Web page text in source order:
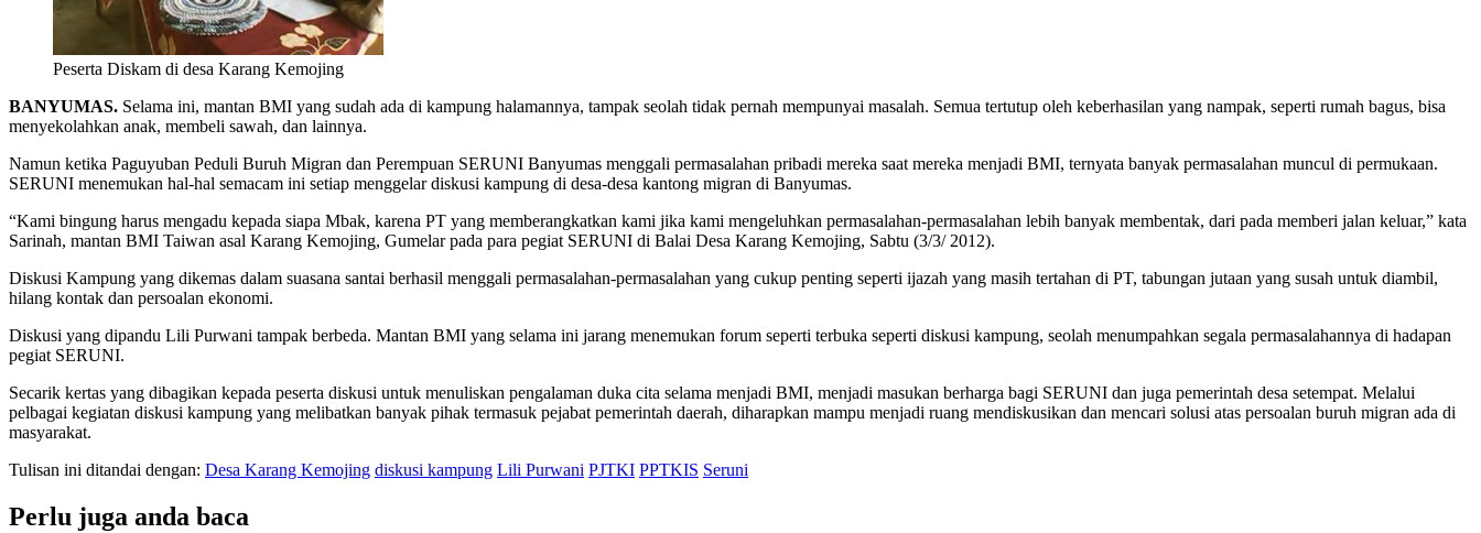
Peserta Diskam di desa Karang Kemojing
BANYUMAS. Selama ini, mantan BMI yang sudah ada di kampung halamannya, tampak seolah tidak pernah mempunyai masalah. Semua tertutup oleh keberhasilan yang nampak, seperti rumah bagus, bisa
menyekolahkan anak, membeli sawah, dan lainnya.
Namun ketika Paguyuban Peduli Buruh Migran dan Perempuan SERUNI Banyumas menggali permasalahan pribadi mereka saat mereka menjadi BMI, ternyata banyak permasalahan muncul di permukaan.
SERUNI menemukan hal-hal semacam ini setiap menggelar diskusi kampung di desa-desa kantong migran di Banyumas.
“Kami bingung harus mengadu kepada siapa Mbak, karena PT yang memberangkatkan kami jika kami mengeluhkan permasalahan-permasalahan lebih banyak membentak, dari pada memberi jalan keluar,” kata
Sarinah, mantan BMI Taiwan asal Karang Kemojing, Gumelar pada para pegiat SERUNI di Balai Desa Karang Kemojing, Sabtu (3/3/ 2012).
Diskusi Kampung yang dikemas dalam suasana santai berhasil menggali permasalahan-permasalahan yang cukup penting seperti ijazah yang masih tertahan di PT, tabungan jutaan yang susah untuk diambil,
hilang kontak dan persoalan ekonomi.
Diskusi yang dipandu Lili Purwani tampak berbeda. Mantan BMI yang selama ini jarang menemukan forum seperti terbuka seperti diskusi kampung, seolah menumpahkan segala permasalahannya di hadapan
pegiat SERUNI.
Secarik kertas yang dibagikan kepada peserta diskusi untuk menuliskan pengalaman duka cita selama menjadi BMI, menjadi masukan berharga bagi SERUNI dan juga pemerintah desa setempat. Melalui
pelbagai kegiatan diskusi kampung yang melibatkan banyak pihak termasuk pejabat pemerintah daerah, diharapkan mampu menjadi ruang mendiskusikan dan mencari solusi atas persoalan buruh migran ada di
masyarakat.
Tulisan ini ditandai dengan: Desa Karang Kemojing diskusi kampung Lili Purwani PJTKI PPTKIS Seruni
Perlu juga anda baca